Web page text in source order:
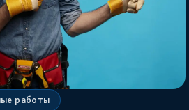
работы